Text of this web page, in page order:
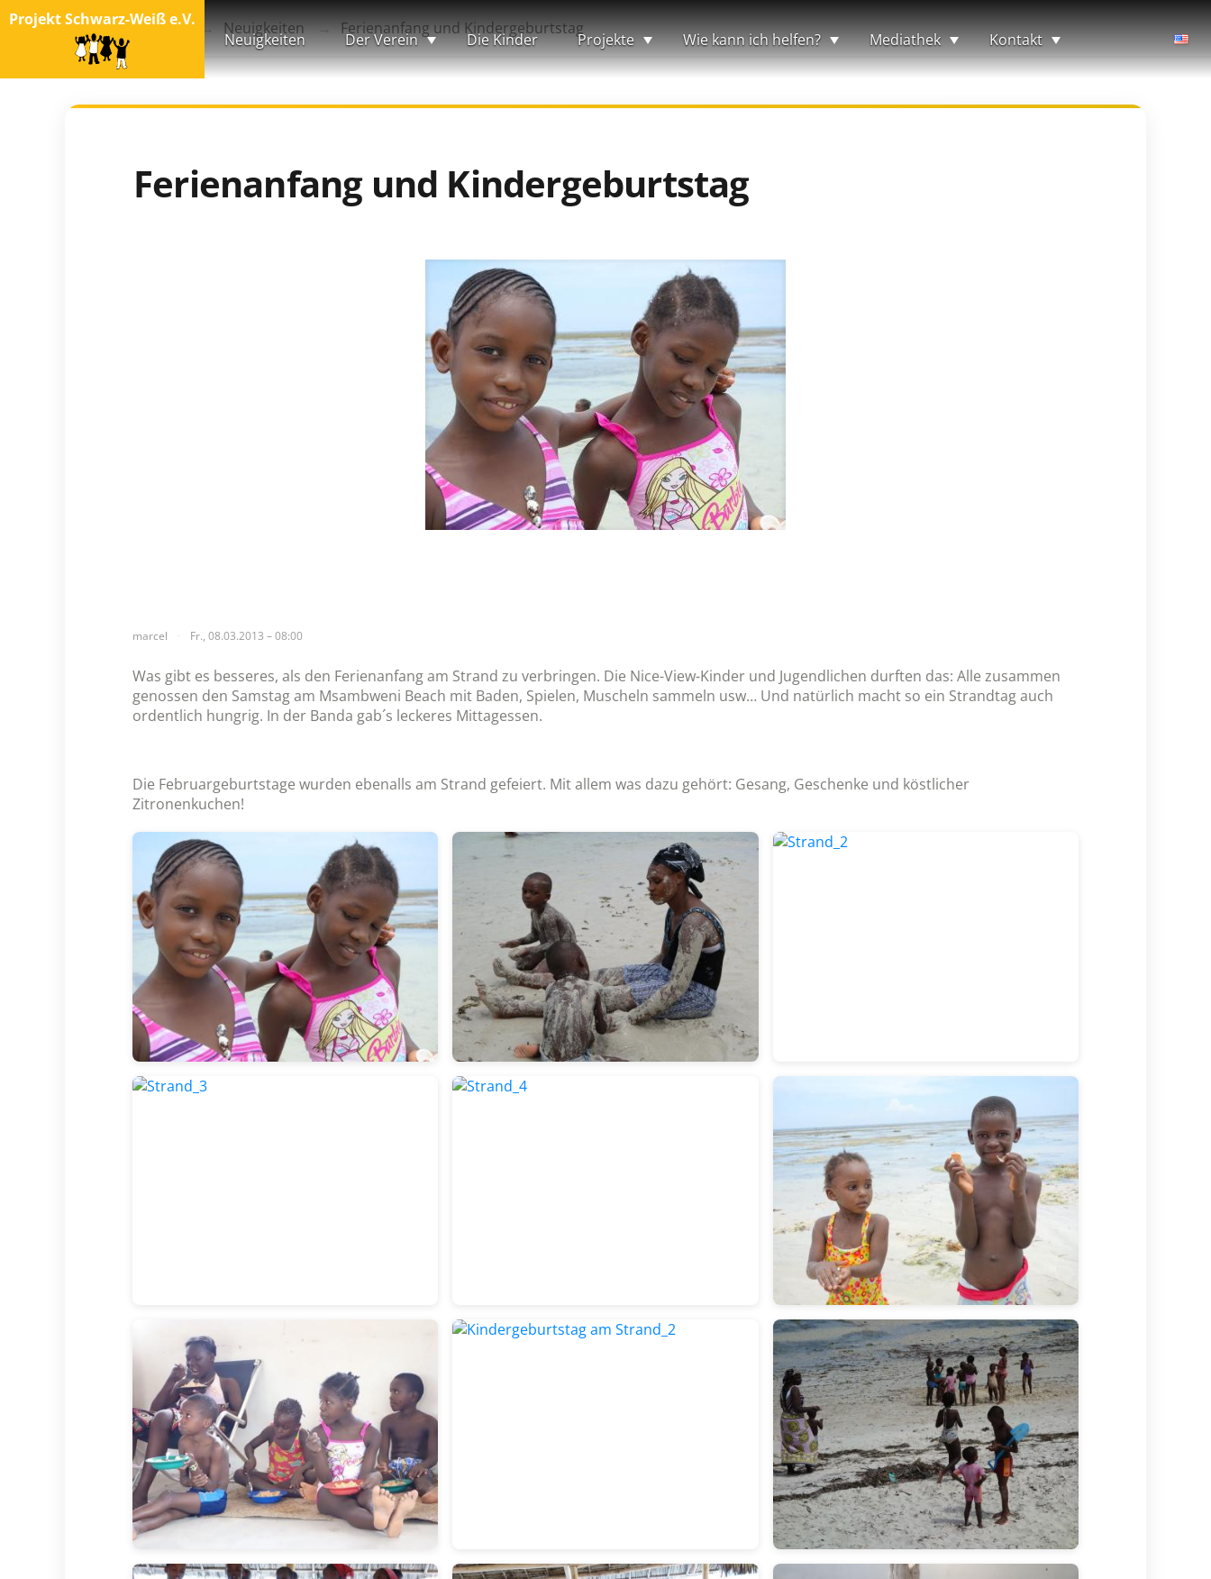
Projekt Schwarz-Weiß e.V.
Neuigkeiten
Der Verein Die Kinder Projekte Wie kann ich helfen? Mediathek Kontakt
Startseite Blog Neuigkeiten Ferienanfang und Kindergeburtstag
Ferienanfang und Kindergeburtstag
marcel Fr., 08.03.2013 – 08:00
Was gibt es besseres, als den Ferienanfang am Strand zu verbringen. Die Nice-View-Kinder und Jugendlichen durften das: Alle zusammen
genossen den Samstag am Msambweni Beach mit Baden, Spielen, Muscheln sammeln usw… Und natürlich macht so ein Strandtag auch
ordentlich hungrig. In der Banda gab´s leckeres Mittagessen.
Die Februargeburtstage wurden ebenalls am Strand gefeiert. Mit allem was dazu gehört: Gesang, Geschenke und köstlicher
Zitronenkuchen!